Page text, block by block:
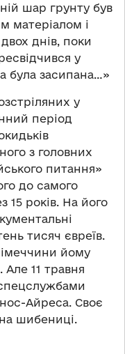
шар грунту був
матеріалом і
днів, поки
у
була засипана…»
у
період
з головних
питання»
до самого
15 років. На його
тисяч євреїв.
йому
11 травня
Айреса. Своє
шибениці.